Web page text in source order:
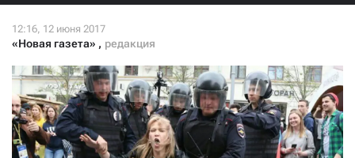
«Новая газета» , редакция